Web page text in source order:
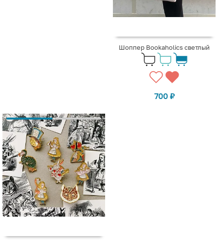
Шоппер Bookaholics светлый
700 ₽